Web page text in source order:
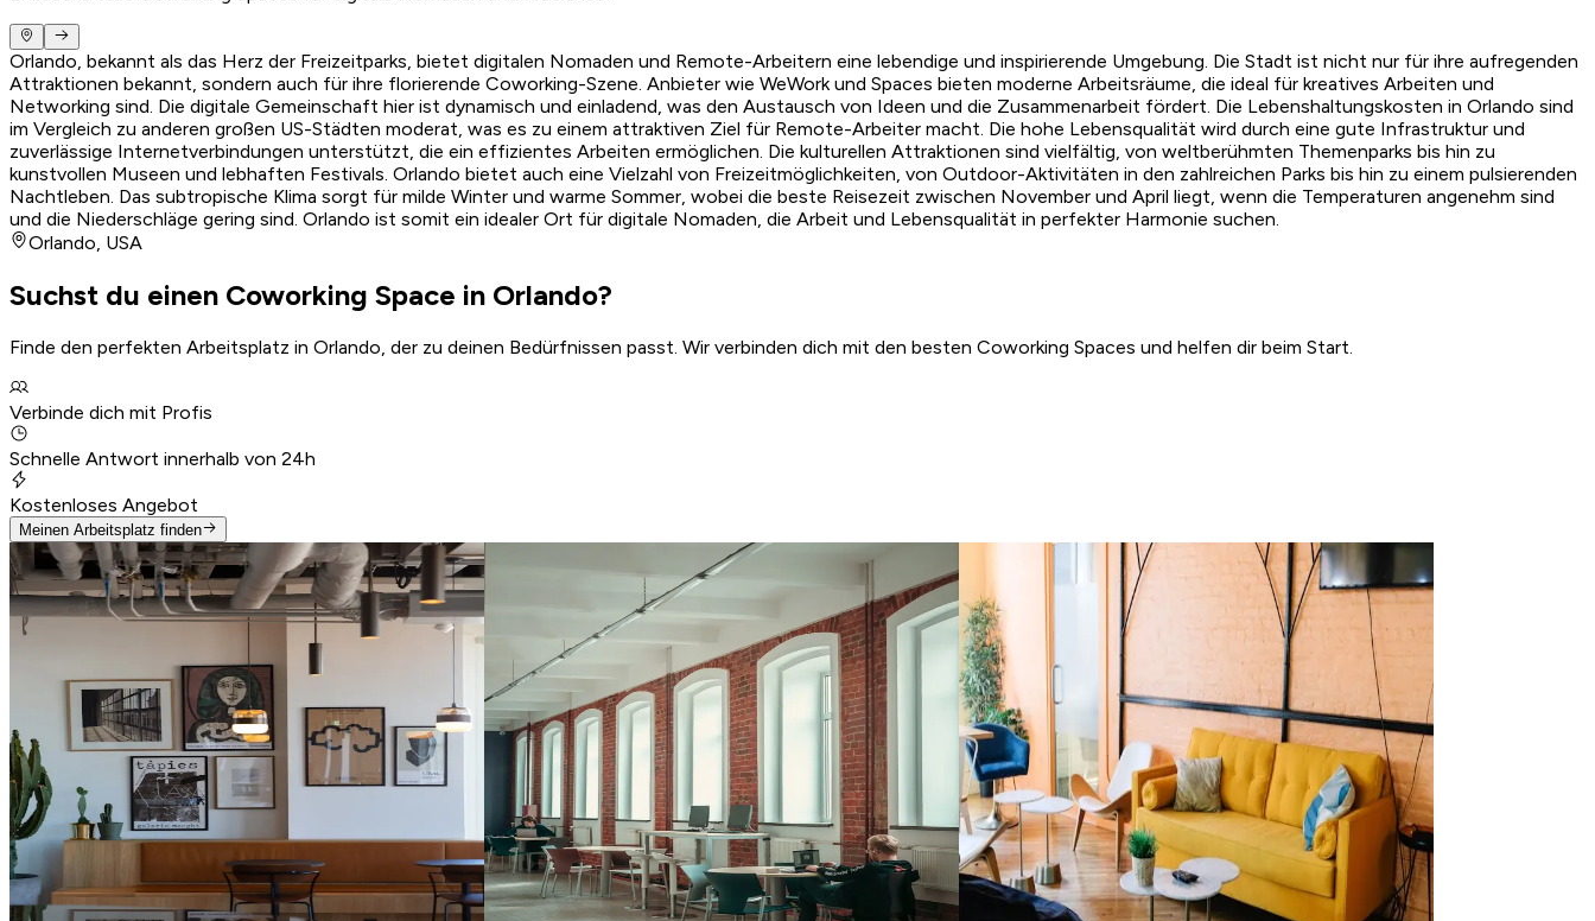
Orlando, bekannt als das Herz der Freizeitparks, bietet digitalen Nomaden und Remote-Arbeitern eine lebendige und inspirierende Umgebung. Die Stadt ist nicht nur für ihre aufregenden
Attraktionen bekannt, sondern auch für ihre florierende Coworking-Szene. Anbieter wie WeWork und Spaces bieten moderne Arbeitsräume, die ideal für kreatives Arbeiten und
Networking sind. Die digitale Gemeinschaft hier ist dynamisch und einladend, was den Austausch von Ideen und die Zusammenarbeit fördert. Die Lebenshaltungskosten in Orlando sind
im Vergleich zu anderen großen US-Städten moderat, was es zu einem attraktiven Ziel für Remote-Arbeiter macht. Die hohe Lebensqualität wird durch eine gute Infrastruktur und
zuverlässige Internetverbindungen unterstützt, die ein effizientes Arbeiten ermöglichen. Die kulturellen Attraktionen sind vielfältig, von weltberühmten Themenparks bis hin zu
kunstvollen Museen und lebhaften Festivals. Orlando bietet auch eine Vielzahl von Freizeitmöglichkeiten, von Outdoor-Aktivitäten in den zahlreichen Parks bis hin zu einem pulsierenden
Nachtleben. Das subtropische Klima sorgt für milde Winter und warme Sommer, wobei die beste Reisezeit zwischen November und April liegt, wenn die Temperaturen angenehm sind
und die Niederschläge gering sind. Orlando ist somit ein idealer Ort für digitale Nomaden, die Arbeit und Lebensqualität in perfekter Harmonie suchen.
Orlando, USA
Suchst du einen Coworking Space in Orlando?
Finde den perfekten Arbeitsplatz in Orlando, der zu deinen Bedürfnissen passt. Wir verbinden dich mit den besten Coworking Spaces und helfen dir beim Start.
Verbinde dich mit Profis
Schnelle Antwort innerhalb von 24h
Kostenloses Angebot
Meinen Arbeitsplatz finden